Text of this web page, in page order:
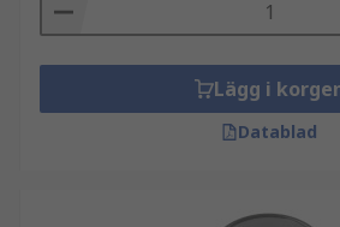
Lägg i
Datablad